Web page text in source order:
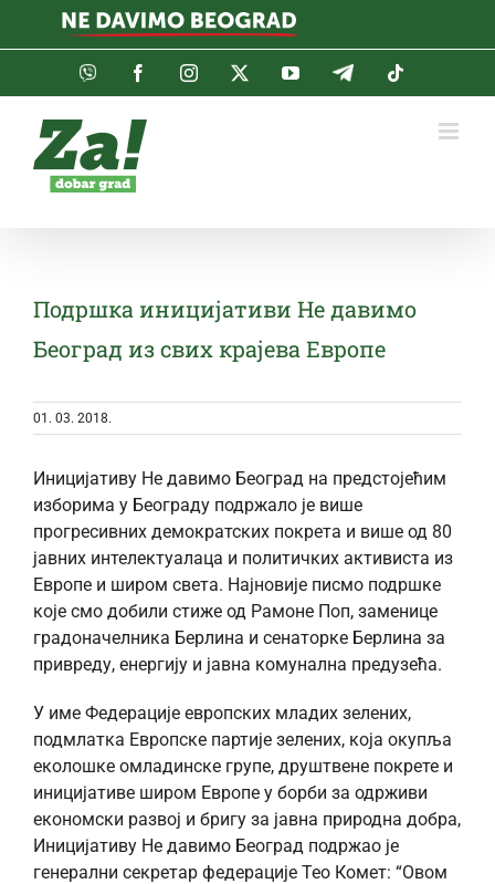
Viber FacebookInstagramTwitterYouTubeTelegram
Подршка иницијативи Не давимо
Београд из свих крајева Европе
01. 03. 2018.
Иницијативу Не давимо Београд на предстојећим
изборима у Београду подржало је више
прогресивних демократских покрета и више од 80
јавних интелектуалаца и политичких активиста из
Европе и широм света. Најновије писмо подршке
које смо добили стиже од Рамоне Поп, заменице
градоначелника Берлина и сенаторке Берлина за
привреду, енергију и јавна комунална предузећа.
У име Федерације европских младих зелених,
подмлатка Европске партије зелених, која окупља
еколошке омладинске групе, друштвене покрете и
иницијативе широм Европе у борби за одрживи
економски развој и бригу за јавна природна добра,
Иницијативу Не давимо Београд подржао је
генерални секретар федерације Тео Комет: “Овом